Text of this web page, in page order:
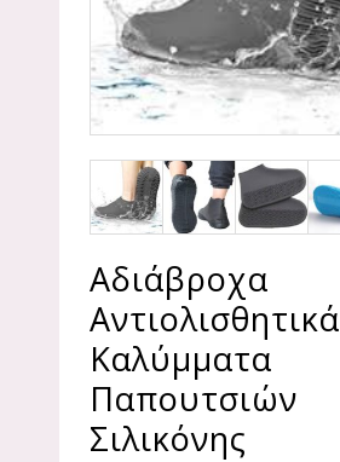
Αδιάβροχα
Αντιολισθητικά
Καλύμματα
Παπουτσιών
Σιλικόνης